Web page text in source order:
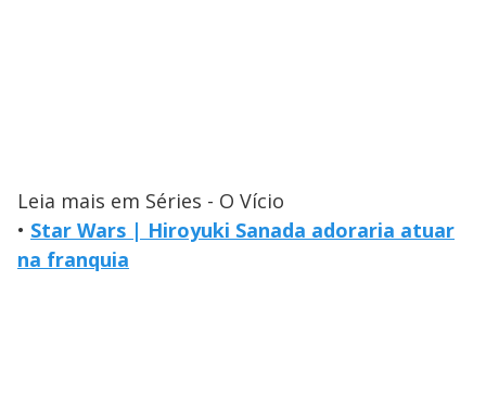
Leia mais em Séries - O Vício
• Star Wars | Hiroyuki Sanada adoraria atuar
na franquia